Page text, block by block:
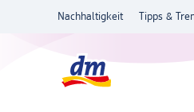
Nachhaltigkeit Tipps &